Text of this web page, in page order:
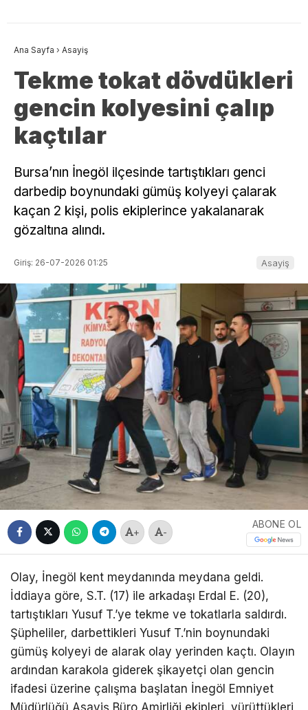
Ana Sayfa › Asayiş
Tekme tokat dövdükleri
gencin kolyesini çalıp
kaçtılar
Bursa’nın İnegöl ilçesinde tartıştıkları genci
darbedip boynundaki gümüş kolyeyi çalarak
kaçan 2 kişi, polis ekiplerince yakalanarak
gözaltına alındı.
Giriş: 26-07-2026 01:25 Asayiş
+ -
ABONE OL
Olay, İnegöl kent meydanında meydana geldi.
İddiaya göre, S.T. (17) ile arkadaşı Erdal E. (20),
tartıştıkları Yusuf T.’ye tekme ve tokatlarla saldırdı.
Şüpheliler, darbettikleri Yusuf T.’nin boynundaki
gümüş kolyeyi de alarak olay yerinden kaçtı. Olayın
ardından karakola giderek şikayetçi olan gencin
ifadesi üzerine çalışma başlatan İnegöl Emniyet
Müdürlüğü Asayiş Büro Amirliği ekipleri, yürüttükleri